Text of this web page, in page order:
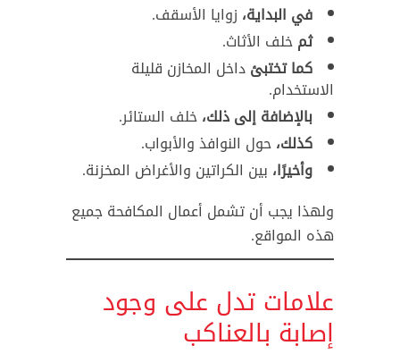
في البداية، زوايا الأسقف.
ثمخلف الأثاث.
كما تختبئداخل المخازن قليلة
الاستخدام.
بالإضافة إلى ذلك،خلف الستائر.
كذلك،حول النوافذ والأبواب.
وأخيرًا، بين الكراتين والأغراض المخزنة.
ولهذا يجب أن تشمل أعمال المكافحة جميع
هذه المواقع.
علامات تدل على وجود
إصابة بالعناكب